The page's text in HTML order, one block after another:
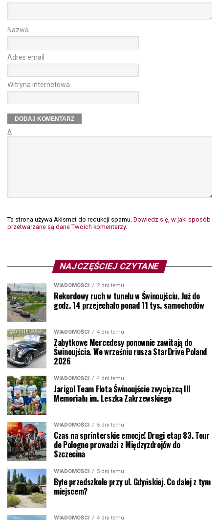
Nazwa
Adres email
Witryna internetowa
Δ
Ta strona używa Akismet do redukcji spamu. Dowiedz się, w jaki sposób
przetwarzane są dane Twoich komentarzy.
NAJCZĘŚCIEJ CZYTANE
WIADOMOŚCI 2 dni temu
Rekordowy ruch w tunelu w Świnoujściu. Już do
godz. 14 przejechało ponad 11 tys. samochodów
WIADOMOŚCI 4 dni temu
Zabytkowe Mercedesy ponownie zawitają do
Świnoujścia. We wrześniu rusza StarDrive Poland
2026
WIADOMOŚCI 4 dni temu
Jarigol Team Flota Świnoujście zwycięzcą III
Memoriału im. Leszka Zakrzewskiego
WIADOMOŚCI 5 dni temu
Czas na sprinterskie emocje! Drugi etap 83. Tour
de Pologne prowadzi z Międzyzdrojów do
Szczecina
WIADOMOŚCI 5 dni temu
Byłe przedszkole przy ul. Gdyńskiej. Co dalej z tym
miejscem?
WIADOMOŚCI 4 dni temu